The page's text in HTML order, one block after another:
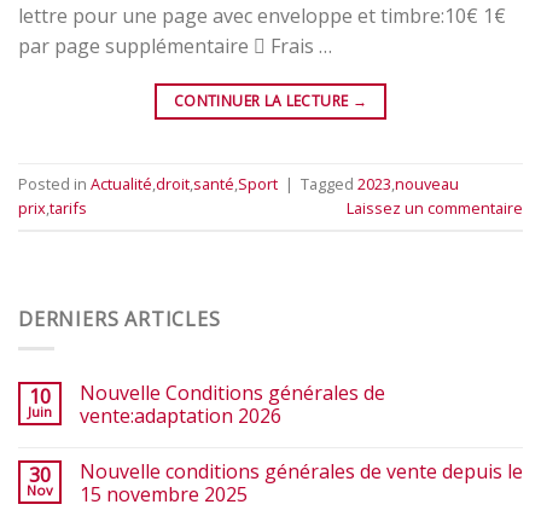
lettre pour une page avec enveloppe et timbre:10€ 1€
par page supplémentaire  Frais …
CONTINUER LA LECTURE →
Posted in Actualité,droit,santé,Sport | Tagged 2023,nouveau
prix,tarifs Laissez un commentaire
DERNIERS ARTICLES
10
Juin
Nouvelle Conditions générales de
vente:adaptation 2026
30
Nov
Nouvelle conditions générales de vente depuis le
15 novembre 2025